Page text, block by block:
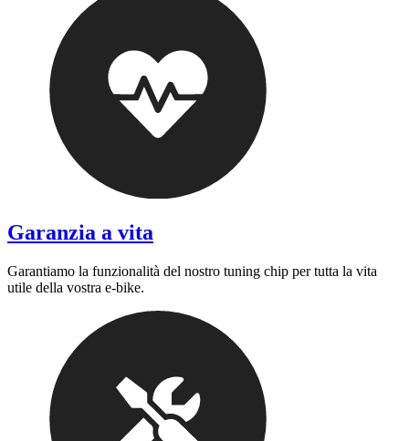
Garanzia a vita
Garantiamo la funzionalità del nostro tuning chip per tutta la vita
utile della vostra e-bike.